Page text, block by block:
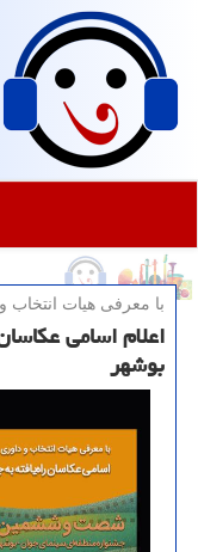
با معرفی هیات
اعلام اسامی
بوشهر